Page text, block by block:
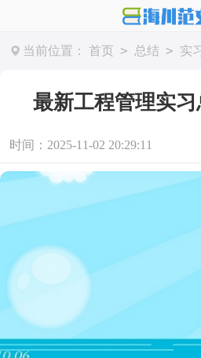
当前位置： 首页 > 总结 > 实
最新工程管理实
时间：2025-11-02 20:29:11